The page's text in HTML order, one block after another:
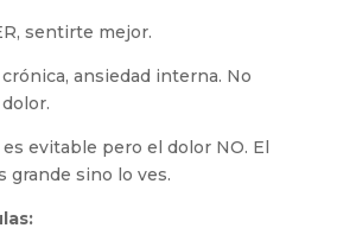
sentirte mejor.
ansiedad interna. No
evitable pero el dolor NO. El
grande sino lo ves.